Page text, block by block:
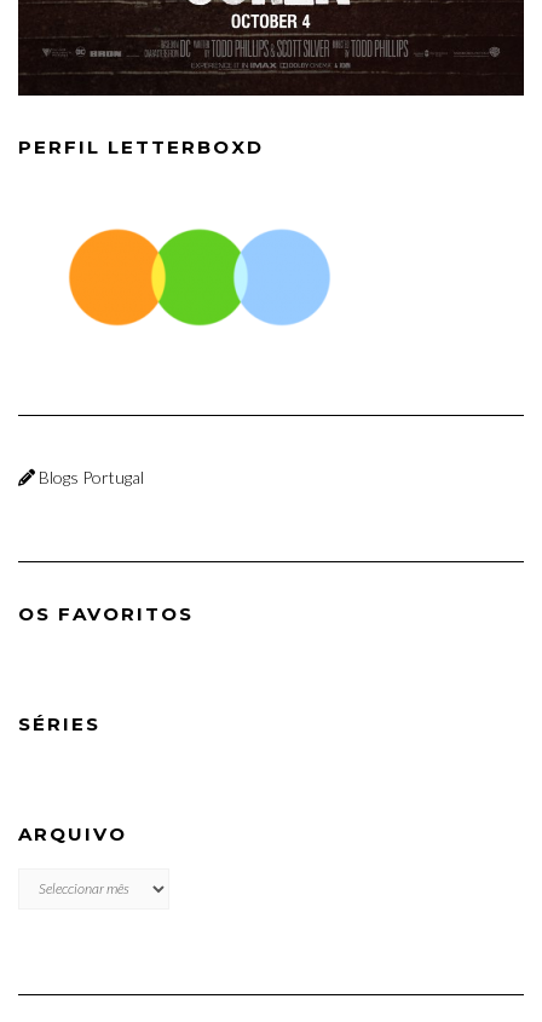
PERFIL LETTERBOXD
Blogs Portugal
OS FAVORITOS
SÉRIES
ARQUIVO
ARQUIVO